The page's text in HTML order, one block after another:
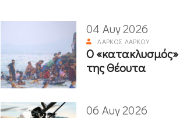
04 Αυγ 2026
ΛΆΡΚΟΣ ΛΆΡΚΟΥ
Ο «κατακλυσμός»
της Θέουτα
06 Αυγ 2026